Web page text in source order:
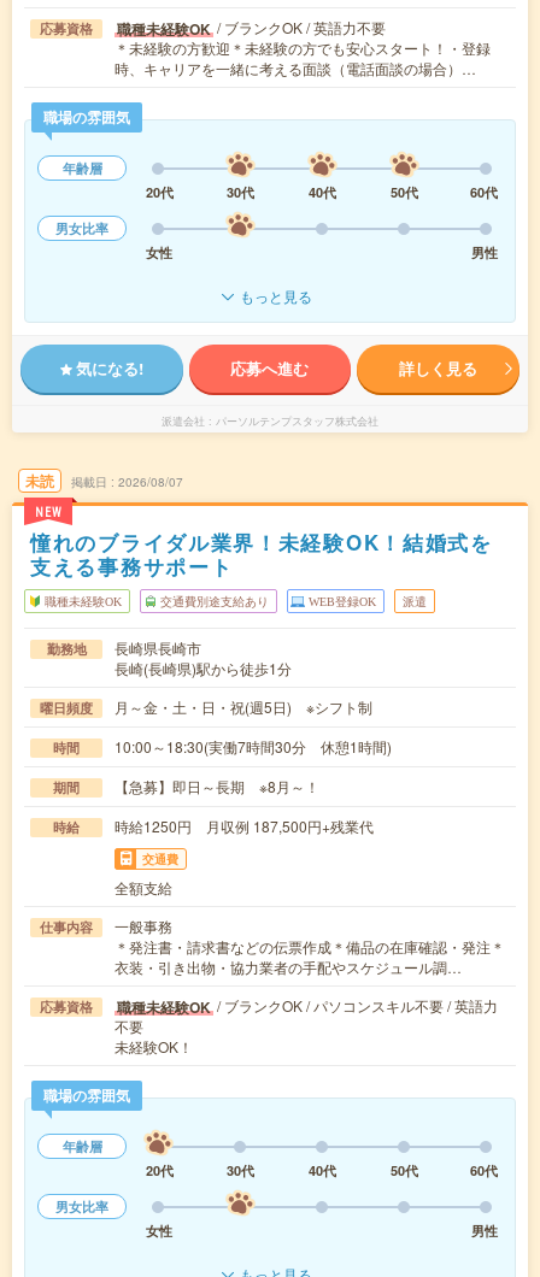
応募資格 職種未経験OK / ブランクOK / 英語力不要
＊未経験の方歓迎＊未経験の方でも安心スタート！・登録
時、キャリアを一緒に考える面談（電話面談の場合）…
職場の雰囲気
年齢層
20代
30代 40代 50代
60代
男女比率
女性
男性
もっと見る
気になる! 応募へ進む 詳しく見る
派遣会社 パーソルテンプスタッフ株式会社
未読
NEW
掲載日 2026/08/07
憧れのブライダル業界！未経験OK！結婚式を
支える事務サポート
職種未経験OK 交通費別途支給あり WEB登録OK 派遣
勤務地
長崎県長崎市
長崎(長崎県)駅から徒歩1分
曜日頻度 月～金・土・日・祝(週5日) ※シフト制
時間 10:00～18:30(実働7時間30分 休憩1時間)
期間 【急募】即日～長期 ※8月～！
時給 時給1250円 月収例 187,500円+残業代
交通費
全額支給
仕事内容
一般事務
＊発注書・請求書などの伝票作成＊備品の在庫確認・発注＊
衣装・引き出物・協力業者の手配やスケジュール調…
応募資格 職種未経験OK / ブランクOK / パソコンスキル不要 / 英語力
不要
未経験OK！
職場の雰囲気
年齢層
20代
30代 40代 50代
60代
男女比率
女性
男性